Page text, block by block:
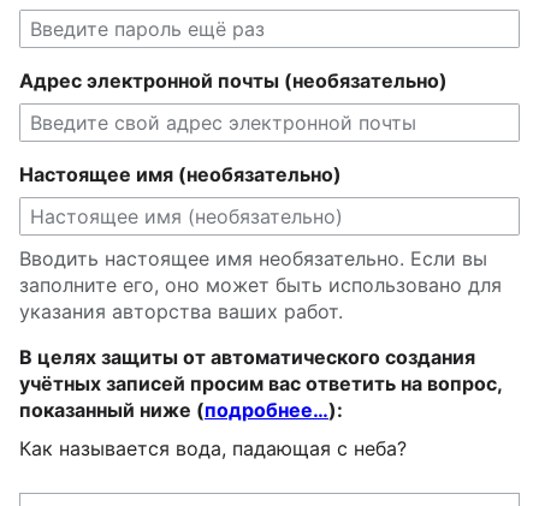
Адрес электронной почты (необязательно)
Настоящее имя (необязательно)
Вводить настоящее имя необязательно. Если вы
заполните его, оно может быть использовано для
указания авторства ваших работ.
В целях защиты от автоматического создания
учётных записей просим вас ответить на вопрос,
показанный ниже (подробнее…):
Как называется вода, падающая с неба?